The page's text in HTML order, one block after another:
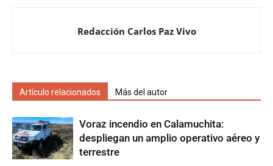
Redacción Carlos Paz Vivo
Artículo relacionados Más del autor
Voraz incendio en Calamuchita:
despliegan un amplio operativo aéreo y
terrestre